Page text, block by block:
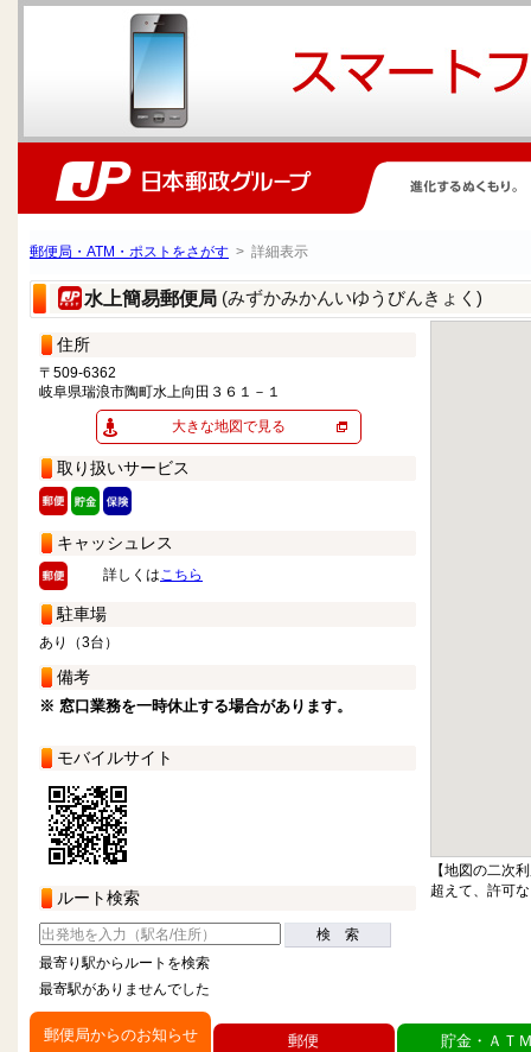
郵便局・ATM・ポストをさがす > 詳細表示
水上簡易郵便局 (みずかみかんいゆうびんきょく)
住所
〒509-6362
岐阜県瑞浪市陶町水上向田３６１－１
大きな地図で見る
取り扱いサービス
キャッシュレス
詳しくはこちら
駐車場
あり（3台）
備考
※ 窓口業務を一時休止する場合があります。
モバイルサイト
ルート検索
検 索
最寄り駅からルートを検索
最寄駅がありませんでした
【地図の二次
超えて、許可
郵便局からのお知らせ 郵便 貯金・ＡＴ